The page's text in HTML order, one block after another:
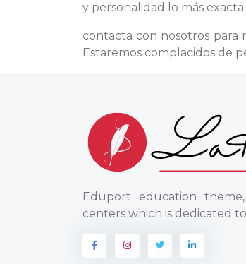
y personalidad lo más exacta
contacta con nosotros
Estaremos complacidos de
Eduport education
centers which is dedicated